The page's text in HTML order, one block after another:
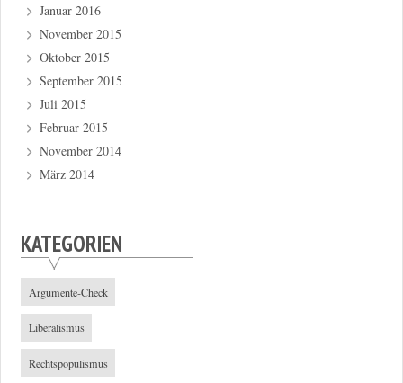
Januar 2016
November 2015
Oktober 2015
September 2015
Juli 2015
Februar 2015
November 2014
März 2014
KATEGORIEN
Argumente-Check
Liberalismus
Rechtspopulismus